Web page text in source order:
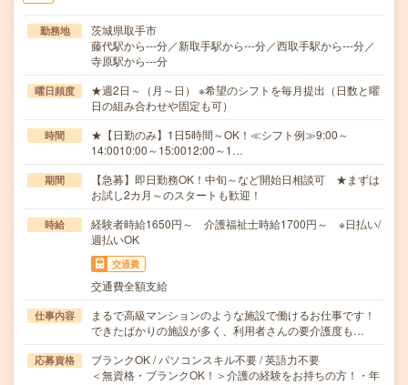
勤務地
茨城県取手市
藤代駅から---分／新取手駅から---分／西取手駅から---分／
寺原駅から---分
曜日頻度
★週2日～（月～日） ※希望のシフトを毎月提出（日数と曜
日の組み合わせや固定も可）
時間
★【日勤のみ】1日5時間～OK！≪シフト例≫9:00～
14:0010:00～15:0012:00～1…
期間
【急募】即日勤務OK！中旬～など開始日相談可 ★まずは
お試し2カ月～のスタートも歓迎！
時給
経験者時給1650円～ 介護福祉士時給1700円～ ※日払い/
週払いOK
交通費
交通費全額支給
仕事内容
まるで高級マンションのような施設で働けるお仕事です！
できたばかりの施設が多く、利用者さんの要介護度も…
応募資格
ブランクOK / パソコンスキル不要 / 英語力不要
＜無資格・ブランクOK！＞介護の経験をお持ちの方！・年